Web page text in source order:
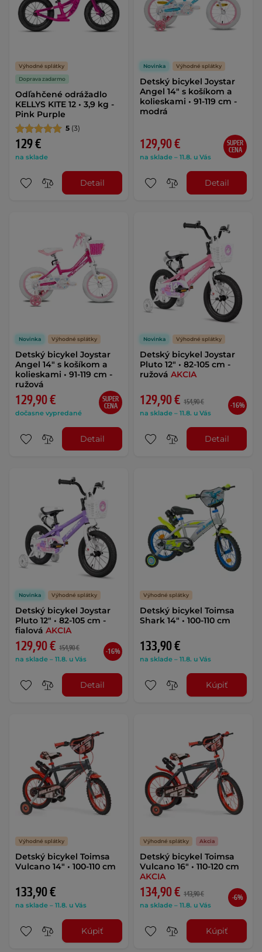
Výhodné splátky
Doprava zadarmo
Odľahčené odrážadlo
KELLYS KITE 12 • 3,9 kg -
Pink Purple
5 (3)
129 €
na sklade
Detail
Novinka Výhodné splátky
Detský bicykel Joystar
Angel 14" s košíkom a
kolieskami • 91-119 cm -
modrá
129,90 €
na sklade – 11.8. u Vás
SUPER
CENA
Detail
Novinka Výhodné splátky
Detský bicykel Joystar
Angel 14" s košíkom a
kolieskami • 91-119 cm -
ružová
129,90 €
dočasne vypredané
SUPER
CENA
Detail
Novinka Výhodné splátky
Detský bicykel Joystar
Pluto 12" • 82-105 cm -
ružová AKCIA
129,90 € 154,90 €
na sklade – 11.8. u Vás
-16%
Detail
Novinka Výhodné splátky
Detský bicykel Joystar
Pluto 12" • 82-105 cm -
fialová AKCIA
129,90 € 154,90 €
na sklade – 11.8. u Vás
-16%
Detail
Výhodné splátky
Detský bicykel Toimsa
Shark 14" • 100-110 cm
133,90 €
na sklade – 11.8. u Vás
Kúpiť
Výhodné splátky
Detský bicykel Toimsa
Vulcano 14" • 100-110 cm
133,90 €
na sklade – 11.8. u Vás
Kúpiť
Výhodné splátky Akcia
Detský bicykel Toimsa
Vulcano 16" • 110-120 cm
AKCIA
134,90 € 143,90 €
na sklade – 11.8. u Vás
-6%
Kúpiť